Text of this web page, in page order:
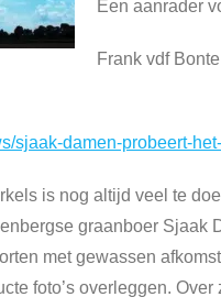
Een aanrader
Frank vdf
sjaak-damen-probeert-
is nog altijd veel te
graanboer
met gewassen
foto’s overleggen.